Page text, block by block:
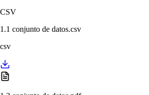
CSV
1.1 conjunto de datos.csv
csv